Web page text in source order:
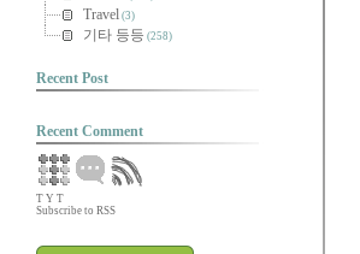
Travel (3)
기타 등등 (258)
Recent Post
Recent Comment
T Y T
Subscribe to RSS